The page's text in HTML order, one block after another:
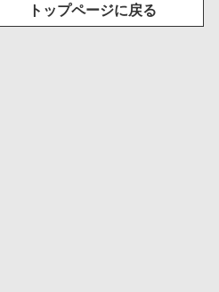
トップページに戻る